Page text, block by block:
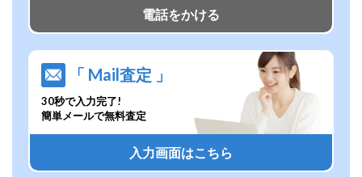
電話をかける
「 Mail査定 」
30秒で入力完了!
簡単メールで無料査定
入力画面はこちら